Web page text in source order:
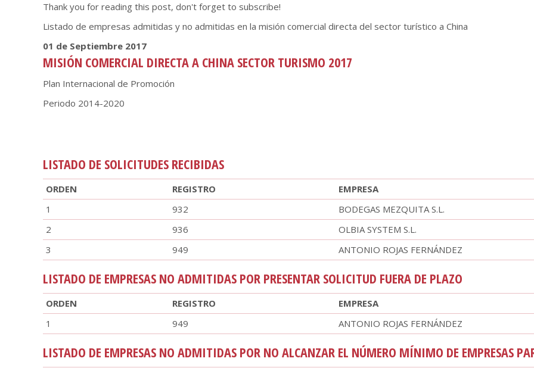
Thank you for reading this post, don't forget to subscribe!
Listado de empresas admitidas y no admitidas en la misión comercial directa del sector turístico a China
01 de Septiembre 2017
MISIÓN COMERCIAL DIRECTA A CHINA SECTOR TURISMO 2017
Plan Internacional de Promoción
Periodo 2014-2020
LISTADO DE SOLICITUDES RECIBIDAS
ORDEN REGISTRO
EMPRESA
1
932
BODEGAS MEZQUITA S.L.
2
936
OLBIA SYSTEM S.L.
3
949 ANTONIO ROJAS FERNÁNDEZ
LISTADO DE EMPRESAS NO ADMITIDAS POR PRESENTAR SOLICITUD FUERA DE PLAZO
ORDEN REGISTRO
EMPRESA
1
949 ANTONIO ROJAS FERNÁNDEZ
LISTADO DE EMPRESAS NO ADMITIDAS POR NO ALCANZAR EL NÚMERO MÍNIMO DE EMPRESAS